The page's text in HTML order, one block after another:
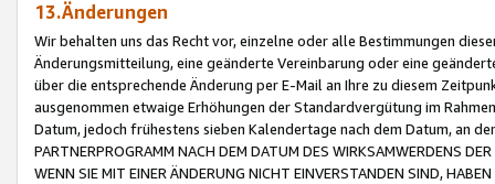
13.Änderungen
Wir behalten uns das Recht vor, einzelne oder alle Bestimmungen
Änderungsmitteilung, eine geänderte Vereinbarung oder eine
über die entsprechende Änderung per E-Mail an Ihre zu diesem
ausgenommen etwaige Erhöhungen der Standardvergütung im
Datum, jedoch frühestens sieben Kalendertage nach dem Datum, an
PARTNERPROGRAMM NACH DEM DATUM DES WIRKSAMWERDENS
WENN SIE MIT EINER ÄNDERUNG NICHT EINVERSTANDEN SIND,